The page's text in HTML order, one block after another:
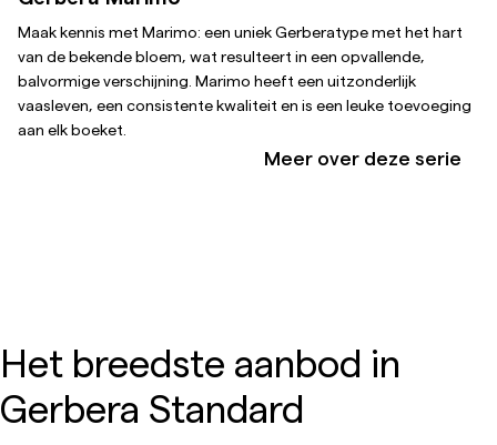
Maak kennis met Marimo: een uniek Gerberatype met het hart
van de bekende bloem, wat resulteert in een opvallende,
balvormige verschijning. Marimo heeft een uitzonderlijk
vaasleven, een consistente kwaliteit en is een leuke toevoeging
aan elk boeket.
Meer over deze serie
Het breedste aanbod in
Gerbera Standard